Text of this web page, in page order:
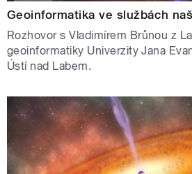
Geoinformatika ve službách
Rozhovor s Vladimírem Brůnou z
geoinformatiky Univerzity Jana
Ústí nad Labem.